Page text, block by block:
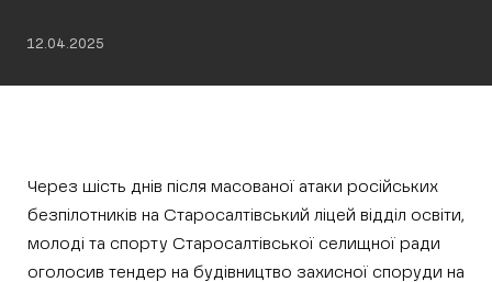
12.04.2025
Через шість днів після масованої атаки російських
безпілотників на Старосалтівський ліцей відділ освіти,
молоді та спорту Старосалтівської селищної ради
оголосив тендер на будівництво захисної споруди на